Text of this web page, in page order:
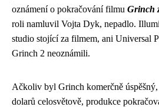
oznámení o pokračování filmu Grinch
roli namluvil Vojta Dyk, nepadlo.
studio stojící za filmem, ani Universal
Grinch 2 neoznámili.
Ačkoliv byl Grinch komerčně
dolarů celosvětově, produkce